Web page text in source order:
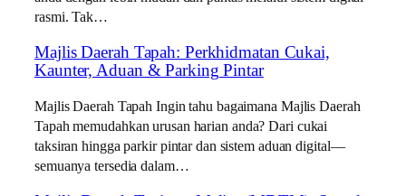
rasmi. Tak…
Majlis Daerah Tapah: Perkhidmatan Cukai,
Kaunter, Aduan & Parking Pintar
Majlis Daerah Tapah Ingin tahu bagaimana Majlis Daerah
Tapah memudahkan urusan harian anda? Dari cukai
taksiran hingga parkir pintar dan sistem aduan digital—
semuanya tersedia dalam…